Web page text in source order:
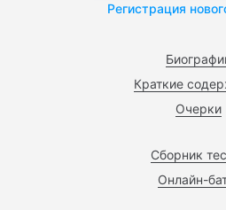
Краткие
Очерки
Сборник
Онлайн-
Регистрация